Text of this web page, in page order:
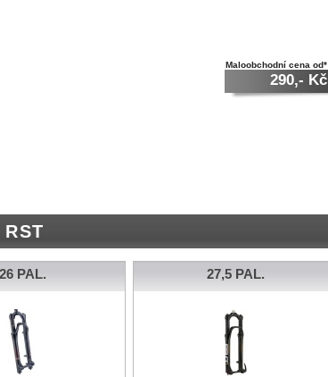
Maloobchodní cena od*
290,- Kč
26 PAL. 27,5 PAL.